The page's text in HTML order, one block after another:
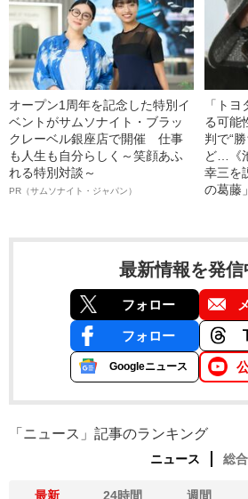
オープン1周年を記念した特別イ
ベントがサムソナイト・ブラッ
クレーベル銀座店で開催 仕事
も人生も自分らしく～笑顔あふ
れる特別対談～
PR（サムソナイト・ジャパン）
「ト
る可能
判で“
ど…《
幸三を
の葛藤」
最新情報を発信
フォロー
フォロー
Googleニュース
「ニュース」記事のランキング
ニュース 総合
最新 24時間 週間